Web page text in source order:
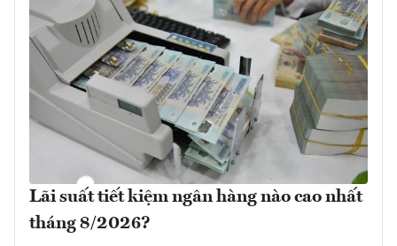
Lãi suất tiết kiệm ngân hàng nào cao nhất
tháng 8/2026?